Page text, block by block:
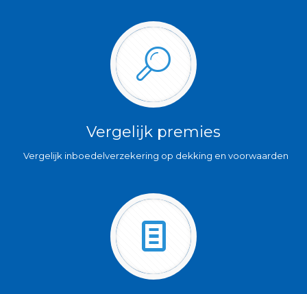
Vergelijk premies
Vergelijk inboedelverzekering op dekking en voorwaarden